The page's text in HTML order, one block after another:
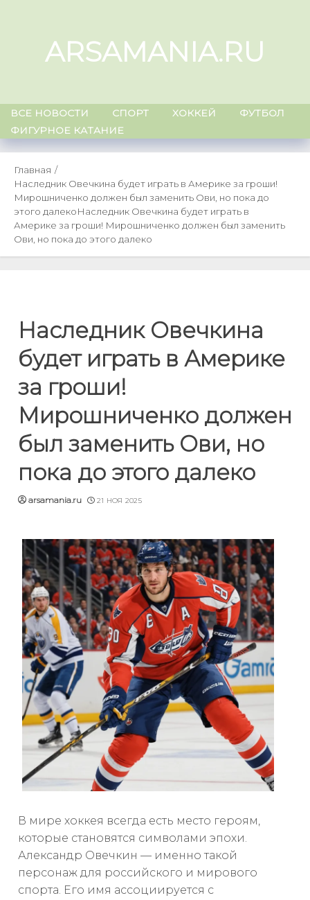
ARSAMANIA.RU
ВСЕ НОВОСТИ СПОРТ ХОККЕЙ
ФУТБОЛ
ФИГУРНОЕ КАТАНИЕ
Главная
Наследник Овечкина будет играть в Америке за гроши!
Мирошниченко должен был заменить Ови, но пока до
этого далекоНаследник Овечкина будет играть в
Америке за гроши! Мирошниченко должен был заменить
Ови, но пока до этого далеко
Наследник Овечкина
будет играть в Америке
за гроши!
Мирошниченко должен
был заменить Ови, но
пока до этого далеко
arsamania.ru 21 НОЯ 2025
В мире хоккея всегда есть место героям,
которые становятся символами эпохи.
Александр Овечкин — именно такой
персонаж для российского и мирового
спорта. Его имя ассоциируется с